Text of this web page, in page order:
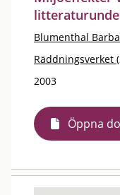
Blumenthal
Räddningsverket
2003
Öppna